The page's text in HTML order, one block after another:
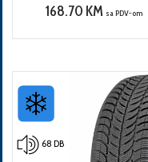
168.70 KM sa PDV-om
68 DB